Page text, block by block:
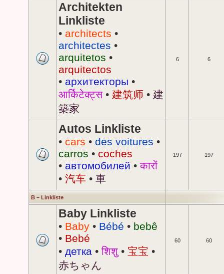
Architekten
Linkliste
• architects •
architectes •
arquitetos •
arquitectos
• архитекторы •
आर्किटेक्ट्स• 建筑师 • 建
築家
6 6
Autos Linkliste
• cars • des voitures •
carros • coches
• автомобилей •कारों
• 汽车 • 車
197 197
B – Linkliste
Baby Linkliste
• Baby • Bébé • bebê
• Bebé
• детка •शिशु • 宝宝 •
赤ちゃん
60 60